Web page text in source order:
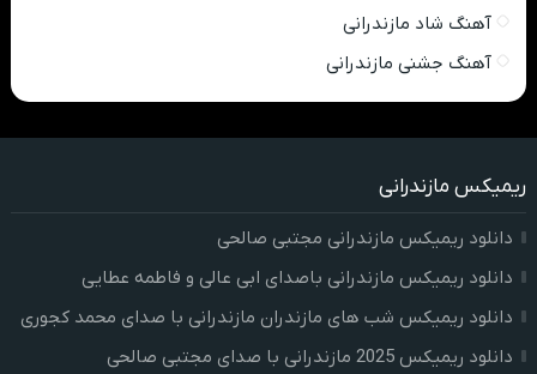
آهنگ شاد مازندرانی
آهنگ جشنی مازندرانی
ریمیکس مازندرانی
دانلود ریمیکس مازندرانی مجتبی صالحی
دانلود ریمیکس مازندرانی باصدای ابی عالی و فاطمه عطایی
دانلود ریمیکس شب های مازندران مازندرانی با صدای محمد کجوری
دانلود ریمیکس 2025 مازندرانی با صدای مجتبی صالحی